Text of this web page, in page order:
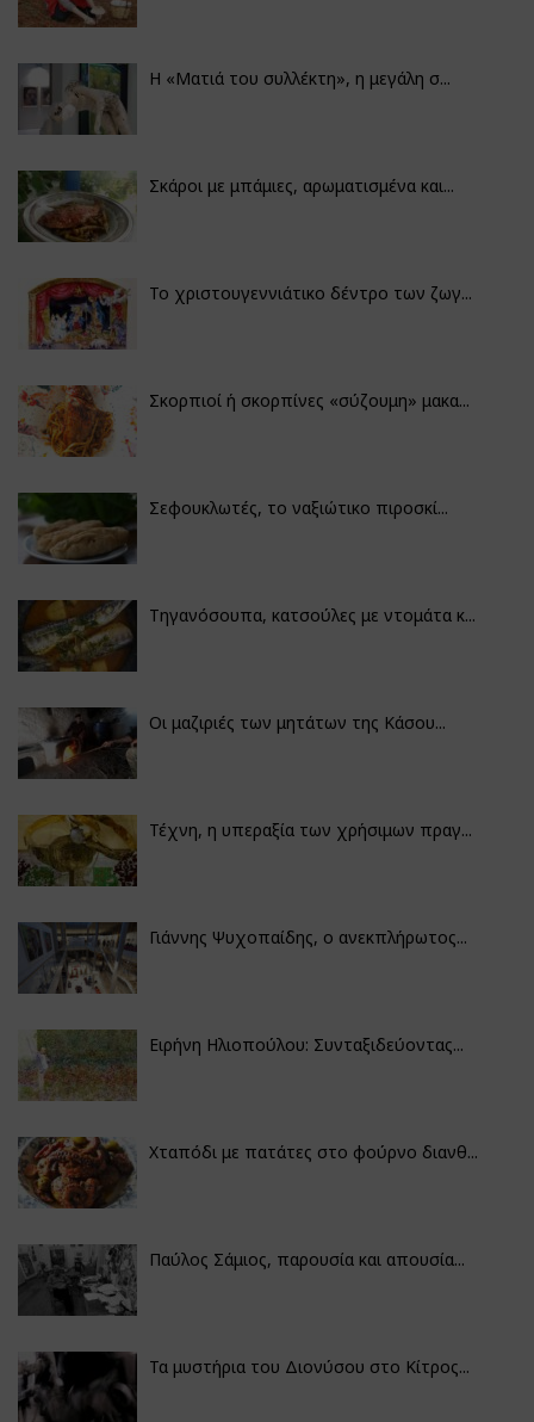
H «Ματιά του συλλέκτη», η μεγάλη σ...
Σκάροι με μπάμιες, αρωματισμένα και...
Το χριστουγεννιάτικο δέντρο των ζωγ...
Σκορπιοί ή σκορπίνες «σύζουμη» μακα...
Σεφουκλωτές, το ναξιώτικο πιροσκί...
Τηγανόσουπα, κατσούλες με ντομάτα κ...
Οι μαζιριές των μητάτων της Κάσου...
Τέχνη, η υπεραξία των χρήσιμων πραγ...
Γιάννης Ψυχοπαίδης, ο ανεκπλήρωτος...
Ειρήνη Ηλιοπούλου: Συνταξιδεύοντας...
Χταπόδι με πατάτες στο φούρνο διανθ...
Παύλος Σάμιος, παρουσία και απουσία...
Τα μυστήρια του Διονύσου στο Κίτρος...